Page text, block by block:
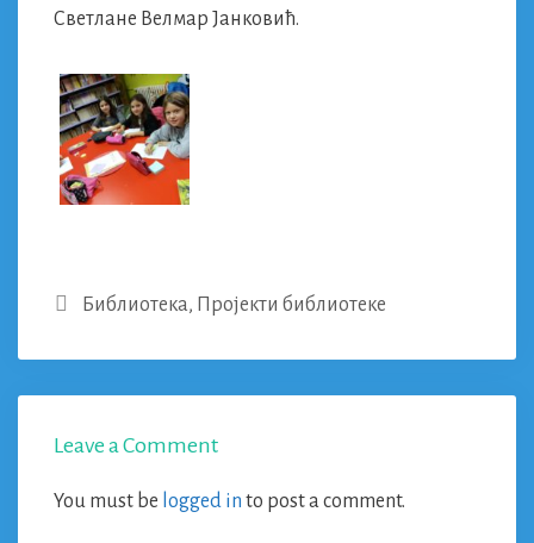
Светлане Велмар Јанковић.
Categories
Библиотека, Пројекти библиотеке
Leave a Comment
You must be logged in to post a comment.